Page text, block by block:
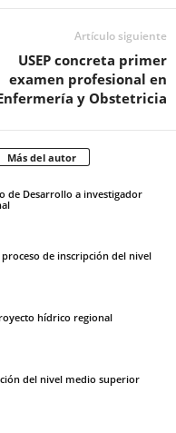
Artículo siguiente
USEP concreta primer
examen profesional en
y Obstetricia
Más del autor
de Desarrollo a investigador
de inscripción del nivel
hídrico regional
del nivel medio superior